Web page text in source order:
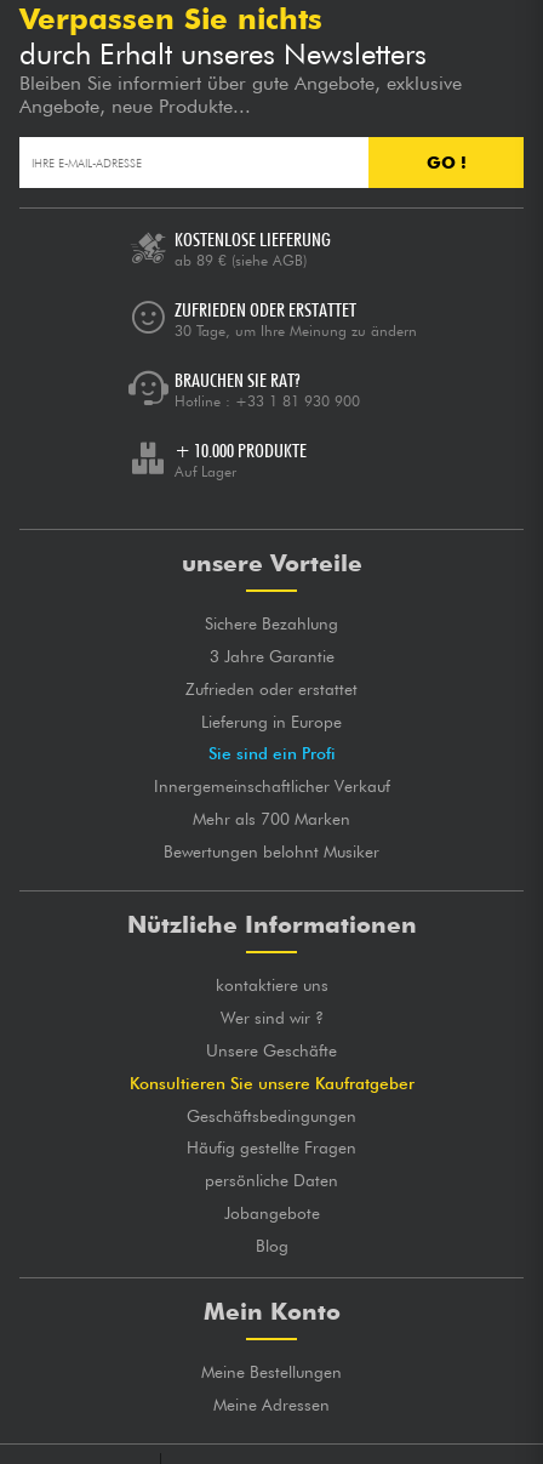
Verpassen Sie nichts
durch Erhalt unseres Newsletters
Bleiben Sie informiert über gute Angebote, exklusive
Angebote, neue Produkte...
GO !
KOSTENLOSE LIEFERUNG
ab 89 € (siehe AGB)
ZUFRIEDEN ODER ERSTATTET
30 Tage, um Ihre Meinung zu ändern
BRAUCHEN SIE RAT?
Hotline : +33 1 81 930 900
+ 10.000 PRODUKTE
Auf Lager
unsere Vorteile
Sichere Bezahlung
3 Jahre Garantie
Zufrieden oder erstattet
Lieferung in Europe
Sie sind ein Profi
Innergemeinschaftlicher Verkauf
Mehr als 700 Marken
Bewertungen belohnt Musiker
Nützliche Informationen
kontaktiere uns
Wer sind wir ?
Unsere Geschäfte
Konsultieren Sie unsere Kaufratgeber
Geschäftsbedingungen
Häufig gestellte Fragen
persönliche Daten
Jobangebote
Blog
Mein Konto
Meine Bestellungen
Meine Adressen